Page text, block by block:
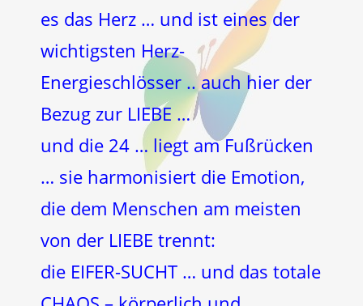
es das Herz … und ist eines der
wichtigsten Herz-
Energieschlösser .. auch hier der
Bezug zur LIEBE …
und die 24 … liegt am Fußrücken
… sie harmonisiert die Emotion,
die dem Menschen am meisten
von der LIEBE trennt:
die EIFER-SUCHT … und das totale